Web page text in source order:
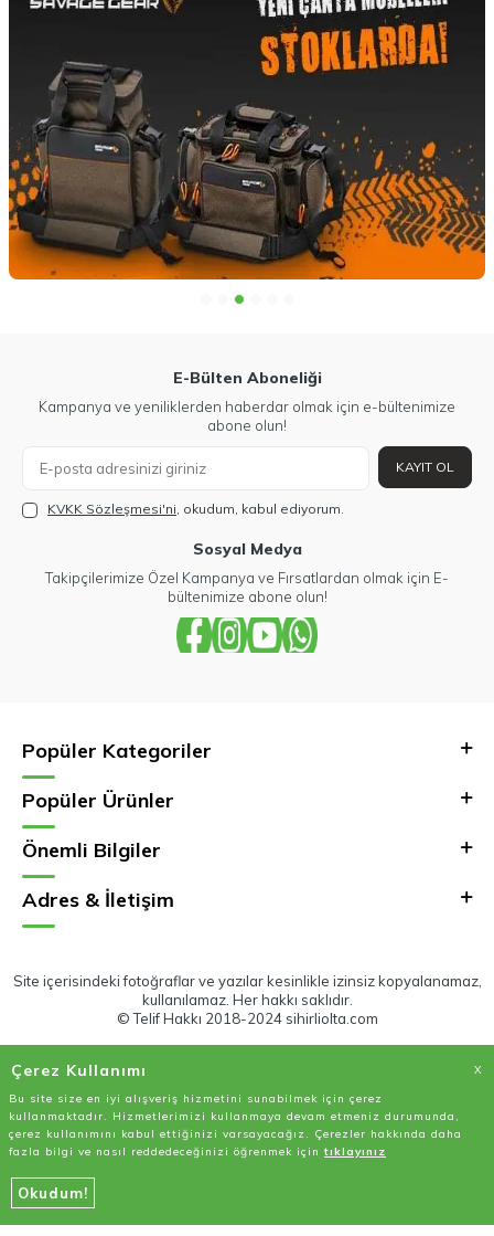
E-Bülten Aboneliği
Kampanya ve yeniliklerden haberdar olmak için e-bültenimize
abone olun!
KAYIT OL
KVKK Sözleşmesi'ni , okudum, kabul ediyorum.
Sosyal Medya
Takipçilerimize Özel Kampanya ve Fırsatlardan olmak için E-
bültenimize abone olun!
Popüler Kategoriler
Popüler Ürünler
Önemli Bilgiler
Adres & İletişim
Site içerisindeki fotoğraflar ve yazılar kesinlikle izinsiz kopyalanamaz,
kullanılamaz. Her hakkı saklıdır.
© Telif Hakkı 2018-2024 sihirliolta.com
Çerez Kullanımı
X
Bu site size en iyi alışveriş hizmetini sunabilmek için çerez
kullanmaktadır. Hizmetlerimizi kullanmaya devam etmeniz durumunda,
çerez kullanımını kabul ettiğinizi varsayacağız. Çerezler hakkında daha
fazla bilgi ve nasıl reddedeceğinizi öğrenmek içintıklayınız
Okudum!